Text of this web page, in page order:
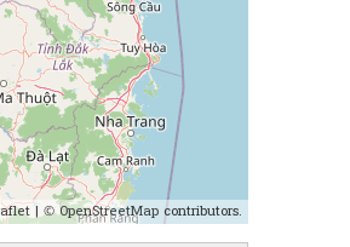
| ©OpenStreetMapcontributors.